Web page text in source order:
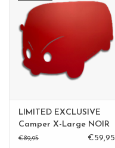
LIMITED EXCLUSIVE
Camper X-Large NOIR
€89,95 €59,95